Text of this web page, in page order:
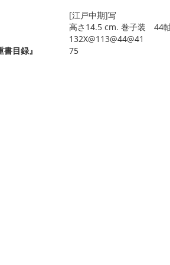
[江戸中期]写
高さ14.5 cm. 巻子装 44
132X@113@44@41
目録』
75